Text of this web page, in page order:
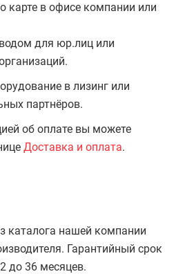
карте в офисе компании или
для юр.лиц или
в лизинг или
партнёров.
об оплате вы можете
Доставка и оплата.
каталога нашей компании
Гарантийный срок
до 36 месяцев.